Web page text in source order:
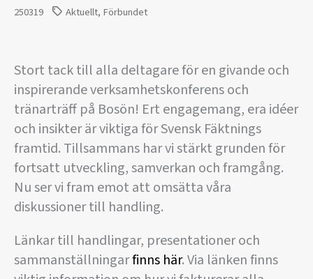
250319 Aktuellt, Förbundet
Stort tack till alla deltagare för en givande och
inspirerande verksamhetskonferens och
tränarträff på Bosön! Ert engagemang, era idéer
och insikter är viktiga för Svensk Fäktnings
framtid. Tillsammans har vi stärkt grunden för
fortsatt utveckling, samverkan och framgång.
Nu ser vi fram emot att omsätta våra
diskussioner till handling.
Länkar till handlingar, presentationer och
sammanställningarfinns här. Via länken finns